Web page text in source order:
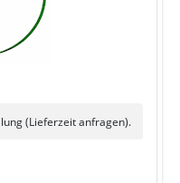
(Lieferzeit anfragen).